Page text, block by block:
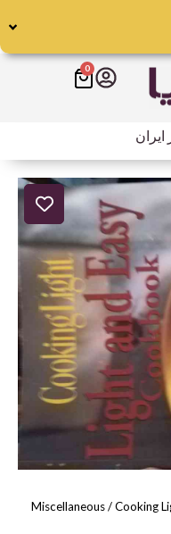
0
سبد
Miscellaneous/ Cooking